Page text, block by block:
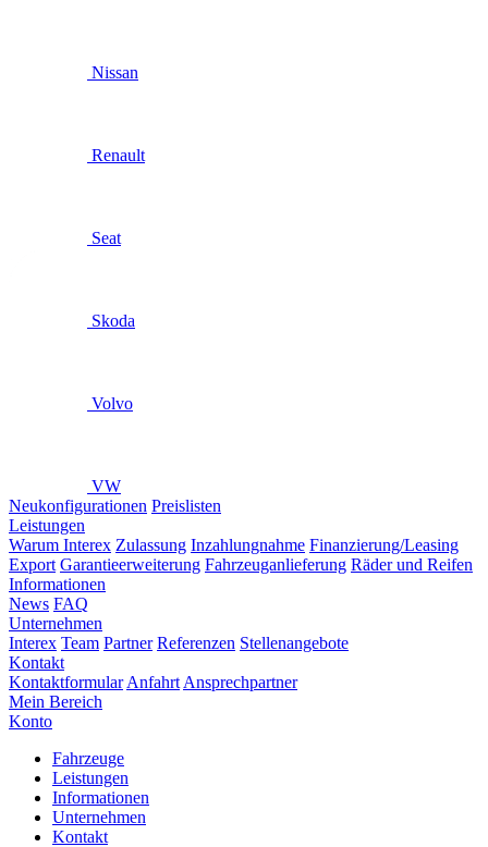
Nissan
Renault
Seat
Skoda
Volvo
VW
Neukonfigurationen Preislisten
Leistungen
Warum Interex Zulassung Inzahlungnahme Finanzierung/Leasing
Export Garantieerweiterung Fahrzeuganlieferung Räder und Reifen
Informationen
News FAQ
Unternehmen
Interex Team Partner Referenzen Stellenangebote
Kontakt
Kontaktformular Anfahrt Ansprechpartner
Mein Bereich
Konto
Fahrzeuge
Leistungen
Informationen
Unternehmen
Kontakt